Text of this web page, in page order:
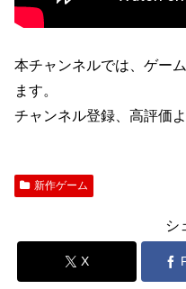
本チャンネルでは、ゲー
ます。
チャンネル登録、高評価
新作ゲーム
シ
X